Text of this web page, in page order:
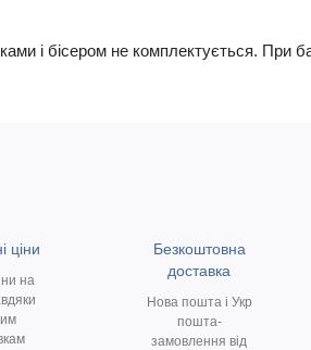
і бісером не комплектується. При
ціни
на
Безкоштовна
доставка
Нова пошта і Укр
пошта-
замовлення від